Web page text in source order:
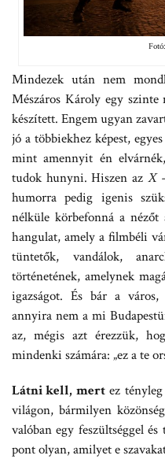
Mindezek után nem
Mészáros Károly egy szinte
készített. Engem ugyan
jó a többiekhez képest,
mint amennyit én
tudok hunyni. Hiszen az X
humorra pedig igenis
nélküle körbefonná a nézőt
hangulat, amely a filmbéli
tüntetők, vandálok,
történetének, amelynek
igazságot. És bár a
annyira nem a mi
az, mégis azt érezzük,
mindenki számára: „ez a te
Látni kell, mertez tényleg
világon, bármilyen
valóban egy feszültséggel
pont olyan, amilyet e